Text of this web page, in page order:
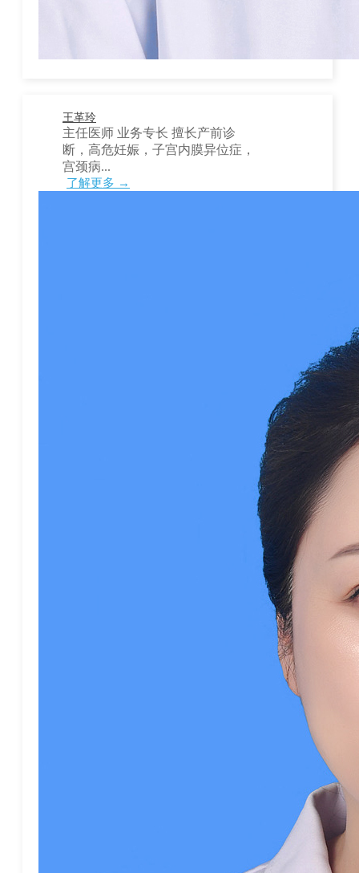
王革玲
主任医师 业务专长 擅长产前诊
断，高危妊娠，子宫内膜异位症，
宫颈病...
了解更多 →